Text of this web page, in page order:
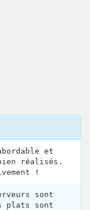
et
réalisés.
!
sont
plats sont